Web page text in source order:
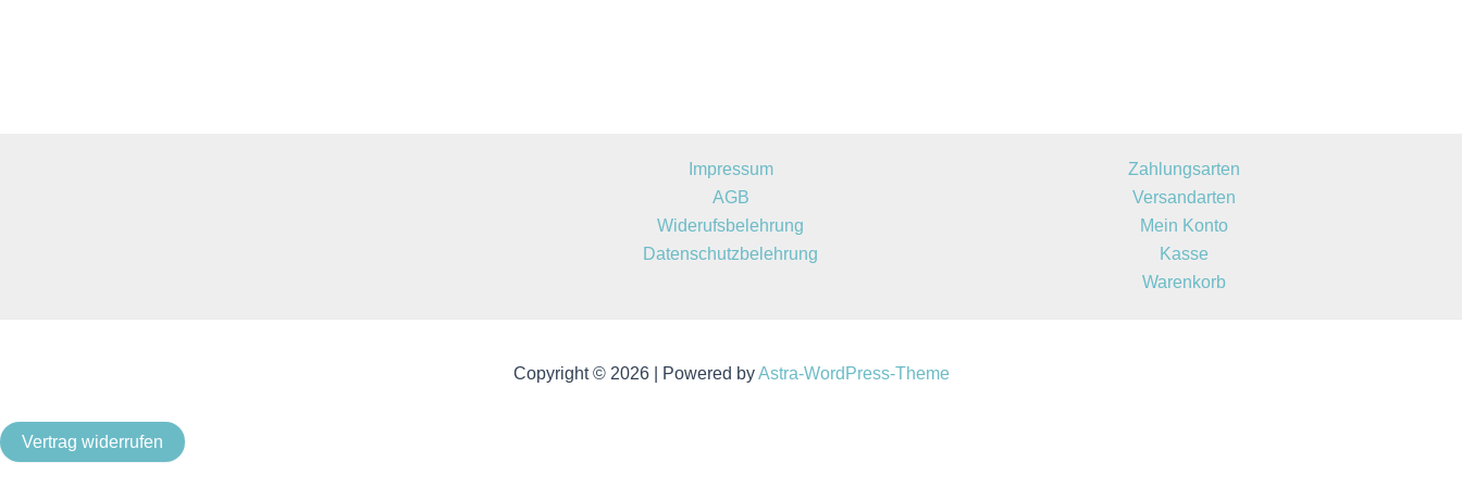
Impressum
AGB
Widerufsbelehrung
Datenschutzbelehrung
Zahlungsarten
Versandarten
Mein Konto
Kasse
Warenkorb
Copyright © 2026 | Powered byAstra-WordPress-Theme
Vertrag widerrufen